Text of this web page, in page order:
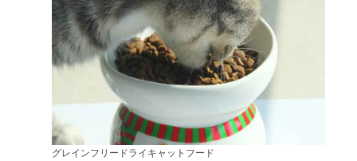
グレインフリードライキャットフード